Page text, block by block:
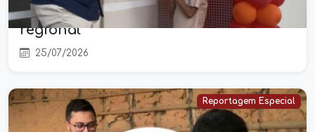
investimentos no jornalismo
regional
25/07/2026
Reportagem Especial